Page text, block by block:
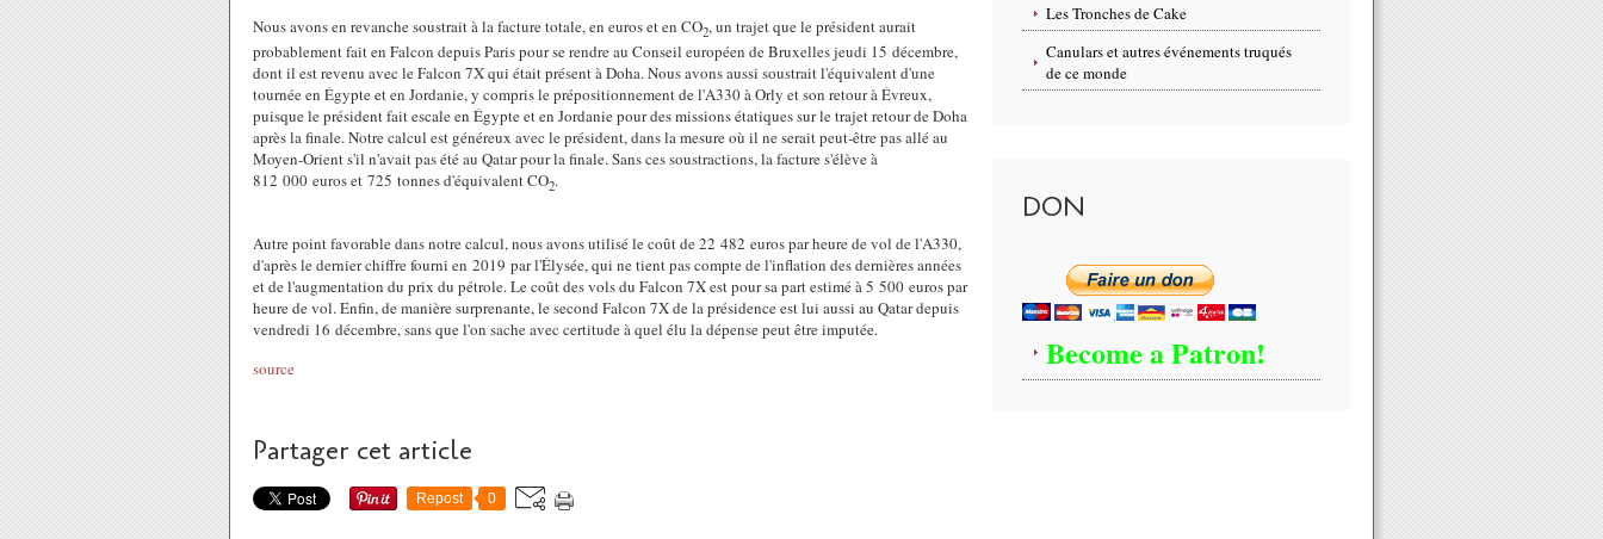
Nous avons en revanche soustrait à la facture totale, en euros et en CO2, un trajet que le président aurait
probablement fait en Falcon depuis Paris pour se rendre au Conseil européen de Bruxelles jeudi 15 décembre,
dont il est revenu avec le Falcon 7X qui était présent à Doha. Nous avons aussi soustrait l'équivalent d'une
tournée en Égypte et en Jordanie, y compris le prépositionnement de l'A330 à Orly et son retour à Évreux,
puisque le président fait escale en Égypte et en Jordanie pour des missions étatiques sur le trajet retour de Doha
après la finale. Notre calcul est généreux avec le président, dans la mesure où il ne serait peut-être pas allé au
Moyen-Orient s'il n'avait pas été au Qatar pour la finale. Sans ces soustractions, la facture s'élève à
812 000 euros et 725 tonnes d'équivalent CO2.
Autre point favorable dans notre calcul, nous avons utilisé le coût de 22 482 euros par heure de vol de l'A330,
d'après le dernier chiffre fourni en 2019 par l'Élysée, qui ne tient pas compte de l'inflation des dernières années
et de l'augmentation du prix du pétrole. Le coût des vols du Falcon 7X est pour sa part estimé à 5 500 euros par
heure de vol. Enfin, de manière surprenante, le second Falcon 7X de la présidence est lui aussi au Qatar depuis
vendredi 16 décembre, sans que l'on sache avec certitude à quel élu la dépense peut être imputée.
source
Partager cet article
Repost 0
Les Tronches de Cake
Canulars et autres événements truqués
de ce monde
DON
Become a Patron!